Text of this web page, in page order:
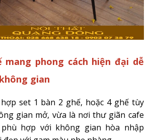
mang phong cách hiện đại dễ
gian
set 1 bàn 2 ghế, hoặc 4 ghế tùy
gian mở, vừa là nơi thư giãn cafe
hợp với không gian hòa nhập